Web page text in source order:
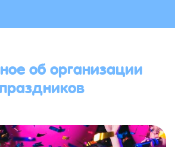
об организации
праздников